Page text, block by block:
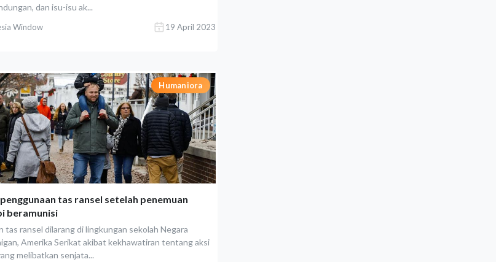
dan isu-isu ak...
Window 19 April 2023
Humaniora
tas ransel setelah penemuan
beramunisi
tas ransel dilarang di lingkungan sekolah Negara
Amerika Serikat akibat kekhawatiran tentang aksi
melibatkan senjata...